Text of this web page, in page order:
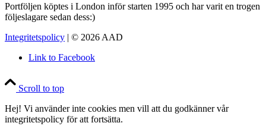
Portföljen köptes i London inför starten 1995 och har varit en trogen
följeslagare sedan dess:)
Integritetspolicy | © 2026 AAD
Link to Facebook
Scroll to top
Hej! Vi använder inte cookies men vill att du godkänner vår
integritetspolicy för att fortsätta.